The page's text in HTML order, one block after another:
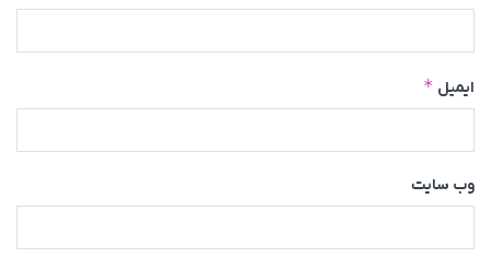
ایمیل *
وب‌ سایت